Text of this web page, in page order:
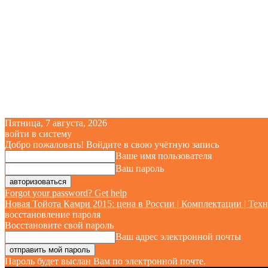
Пятница, 7 августа, 2026
войти в систему
Добро пожаловать! Войдите в свою учётную запись
Ваше имя пользователя
Ваш пароль
Forgot your password? Get help
Новая Тойота Камри 2015: цена в России | Комплектации |
восстановление пароля
Восстановите свой пароль
Ваш адрес электронной почты
Пароль будет выслан Вам по электронной почте.